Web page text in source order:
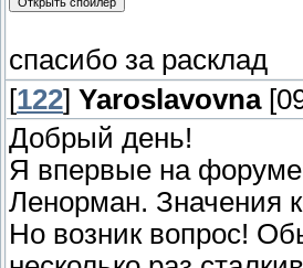
спасибо за расклад
[122] Yaroslavovna
Добрый день!
Я впервые на форуме
Ленорман. Значения
Но возник вопрос!